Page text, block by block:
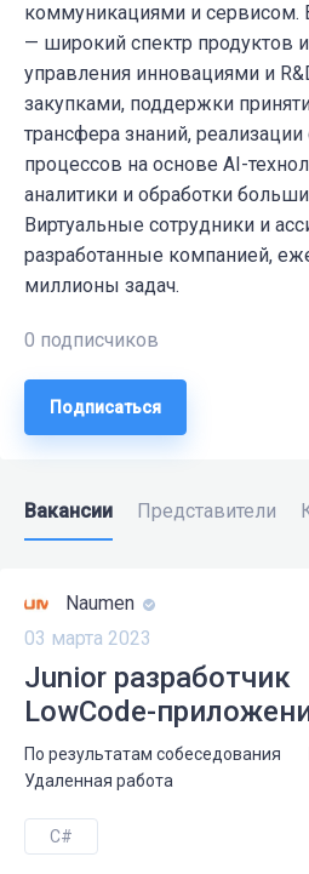
коммуникациями и сервисом.
— широкий спектр продуктов
управления инновациями и
закупками, поддержки
трансфера знаний,
процессов на основе AI-
аналитики и обработки
Виртуальные сотрудники и
разработанные компанией,
миллионы задач.
0 подписчиков
Подписаться
Вакансии Представители
Naumen
03 марта 2023
Junior разработчик
LowCode-
По результатам собеседования
Удаленная работа
C#